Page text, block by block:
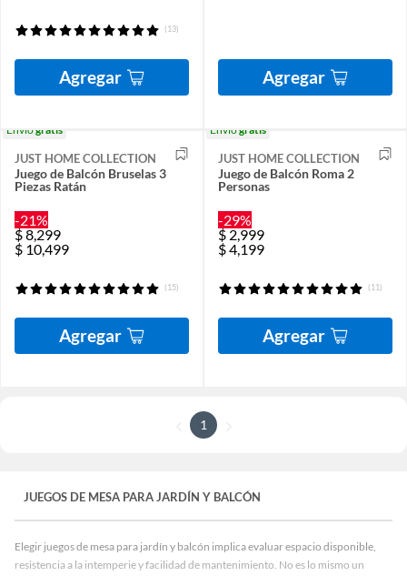
(13)
Agregar Agregar
Envíogratis
JUST HOME COLLECTION
Juego de Balcón Bruselas 3
Piezas Ratán
-21%
$8,299
$ 10,499
(15)
Agregar
Envíogratis
JUST HOME COLLECTION
Juego de Balcón Roma 2
Personas
-29%
$2,999
$4,199
(11)
Agregar
1
JUEGOS DE MESA PARA JARDÍN Y BALCÓN
Elegir juegos de mesa para jardín y balcón implica evaluar espacio disponible,
resistencia a la intemperie y facilidad de mantenimiento. No es lo mismo un